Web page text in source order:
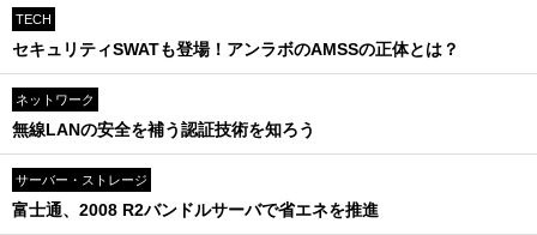
TECH
セキュリティSWATも登場！アンラボのAMSSの正体とは？
ネットワーク
無線LANの安全を補う認証技術を知ろう
サーバー・ストレージ
富士通、2008 R2バンドルサーバで省エネを推進